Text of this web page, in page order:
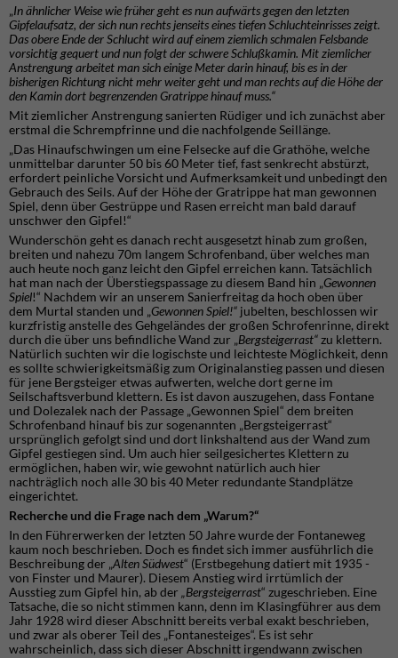
„In ähnlicher Weise wie früher geht es nun aufwärts gegen den letzten
Gipfelaufsatz, der sich nun rechts jenseits eines tiefen Schluchteinrisses zeigt.
Das obere Ende der Schlucht wird auf einem ziemlich schmalen Felsbande
vorsichtig gequert und nun folgt der schwere Schlußkamin. Mit ziemlicher
Anstrengung arbeitet man sich einige Meter darin hinauf, bis es in der
bisherigen Richtung nicht mehr weiter geht und man rechts auf die Höhe der
den Kamin dort begrenzenden Gratrippe hinauf muss.“
Mit ziemlicher Anstrengung sanierten Rüdiger und ich zunächst aber
erstmal die Schrempfrinne und die nachfolgende Seillänge.
„Das Hinaufschwingen um eine Felsecke auf die Grathöhe, welche
unmittelbar darunter 50 bis 60 Meter tief, fast senkrecht abstürzt,
erfordert peinliche Vorsicht und Aufmerksamkeit und unbedingt den
Gebrauch des Seils. Auf der Höhe der Gratrippe hat man gewonnen
Spiel, denn über Gestrüppe und Rasen erreicht man bald darauf
unschwer den Gipfel!“
Wunderschön geht es danach recht ausgesetzt hinab zum großen,
breiten und nahezu 70m langem Schrofenband, über welches man
auch heute noch ganz leicht den Gipfel erreichen kann. Tatsächlich
hat man nach der Überstiegspassage zu diesem Band hin „Gewonnen
Spiel!“ Nachdem wir an unserem Sanierfreitag da hoch oben über
dem Murtal standen und „Gewonnen Spiel!“ jubelten, beschlossen wir
kurzfristig anstelle des Gehgeländes der großen Schrofenrinne, direkt
durch die über uns befindliche Wand zur „Bergsteigerrast“zu klettern.
Natürlich suchten wir die logischste und leichteste Möglichkeit, denn
es sollte schwierigkeitsmäßig zum Originalanstieg passen und diesen
für jene Bergsteiger etwas aufwerten, welche dort gerne im
Seilschaftsverbund klettern. Es ist davon auszugehen, dass Fontane
und Dolezalek nach der Passage „Gewonnen Spiel“ dem breiten
Schrofenband hinauf bis zur sogenannten „Bergsteigerrast“
ursprünglich gefolgt sind und dort linkshaltend aus der Wand zum
Gipfel gestiegen sind. Um auch hier seilgesichertes Klettern zu
ermöglichen, haben wir, wie gewohnt natürlich auch hier
nachträglich noch alle 30 bis 40 Meter redundante Standplätze
eingerichtet.
Recherche und die Frage nach dem „Warum?“
In den Führerwerken der letzten 50 Jahre wurde der Fontaneweg
kaum noch beschrieben. Doch es findet sich immer ausführlich die
Beschreibung der „Alten Südwest“ (Erstbegehung datiert mit 1935 -
von Finster und Maurer). Diesem Anstieg wird irrtümlich der
Ausstieg zum Gipfel hin, ab der „Bergsteigerrast“ zugeschrieben. Eine
Tatsache, die so nicht stimmen kann, denn im Klasingführer aus dem
Jahr 1928 wird dieser Abschnitt bereits verbal exakt beschrieben,
und zwar als oberer Teil des „Fontanesteiges“. Es ist sehr
wahrscheinlich, dass sich dieser Abschnitt irgendwann zwischen